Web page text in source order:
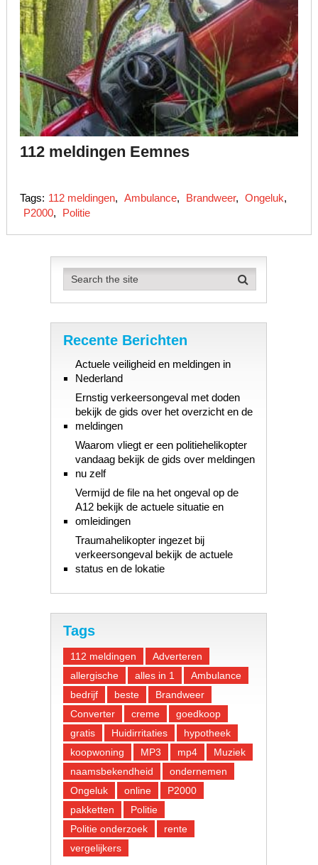
112 meldingen Eemnes
Tags: 112 meldingen, Ambulance, Brandweer, Ongeluk,
P2000, Politie
Recente Berichten
Actuele veiligheid en meldingen in
Nederland
Ernstig verkeersongeval met doden
bekijk de gids over het overzicht en de
meldingen
Waarom vliegt er een politiehelikopter
vandaag bekijk de gids over meldingen
nu zelf
Vermijd de file na het ongeval op de
A12 bekijk de actuele situatie en
omleidingen
Traumahelikopter ingezet bij
verkeersongeval bekijk de actuele
status en de lokatie
Tags
112 meldingen
Adverteren
allergische
alles in 1
Ambulance
bedrijf
beste
Brandweer
Converter
creme
goedkoop
gratis
Huidirritaties
hypotheek
koopwoning
MP3 mp4
Muziek
naamsbekendheid
ondernemen
Ongeluk
online
P2000
pakketten
Politie
Politie onderzoek
rente
vergelijkers